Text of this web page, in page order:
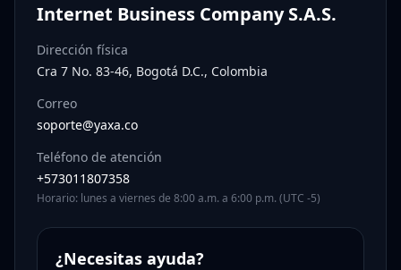
Internet Business Company S.A.S.
Dirección física
Cra 7 No. 83-46, Bogotá D.C., Colombia
Correo
soporte@yaxa.co
Teléfono de atención
+573011807358
Horario: lunes a viernes de 8:00 a.m. a 6:00 p.m. (UTC -5)
¿Necesitas ayuda?